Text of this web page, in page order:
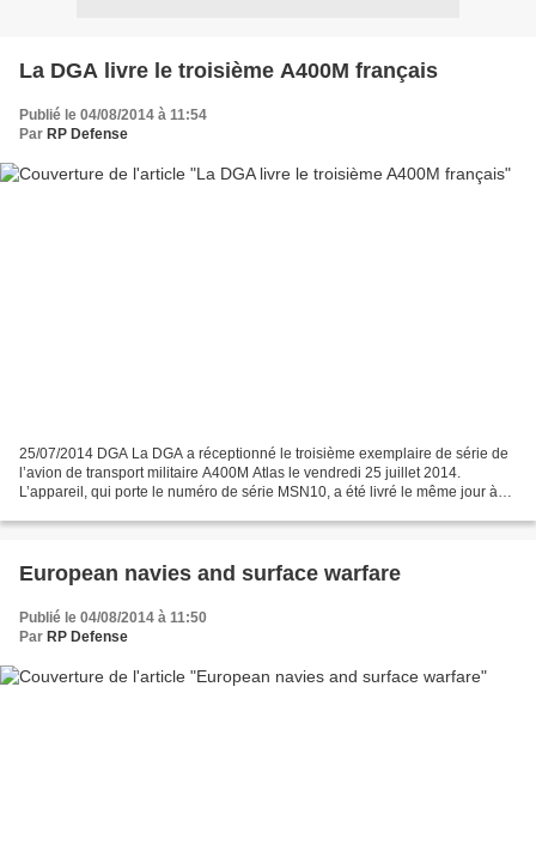
La DGA livre le troisième A400M français
Publié le 04/08/2014 à 11:54
Par RP Defense
25/07/2014 DGA La DGA a réceptionné le troisième exemplaire de série de
l’avion de transport militaire A400M Atlas le vendredi 25 juillet 2014.
L’appareil, qui porte le numéro de série MSN10, a été livré le même jour à
European navies and surface warfare
Publié le 04/08/2014 à 11:50
Par RP Defense